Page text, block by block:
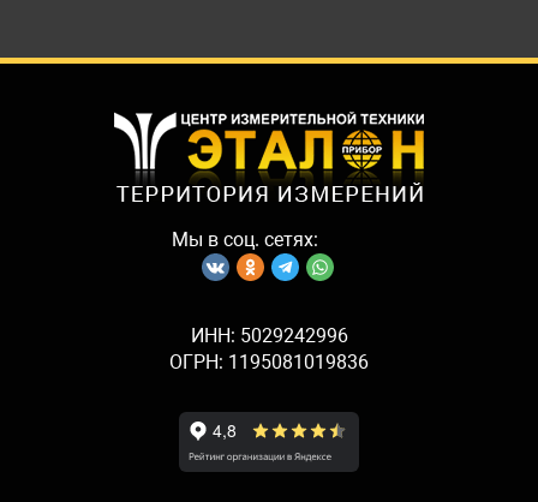
Мы в соц. сетях:
ИНН: 5029242996
ОГРН: 1195081019836